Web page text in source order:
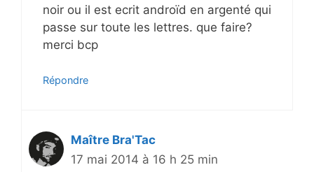
noir ou il est ecrit androïd en argenté qui
passe sur toute les lettres. que faire?
merci bcp
Répondre
Maître Bra'Tac
17 mai 2014 à 16 h 25 min